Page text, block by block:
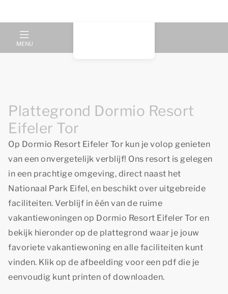
MENU
Plattegrond Dormio Resort
Eifeler Tor
Op Dormio Resort Eifeler Tor kun je volop genieten
van een onvergetelijk verblijf! Ons resort is gelegen
in een prachtige omgeving, direct naast het
Nationaal Park Eifel, en beschikt over uitgebreide
faciliteiten. Verblijf in één van de ruime
vakantiewoningen op Dormio Resort Eifeler Tor en
bekijk hieronder op de plattegrond waar je jouw
favoriete vakantiewoning en alle faciliteiten kunt
vinden. Klik op de afbeelding voor een pdf die je
eenvoudig kunt printen of downloaden.